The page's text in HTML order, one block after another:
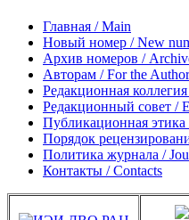
Главная / Main
Новый номер / New
Архив номеров /
Авторам / For the
Редакционная
Редакционный совет /
Публикационная
Порядок
Политика журнала /
Контакты / Contacts